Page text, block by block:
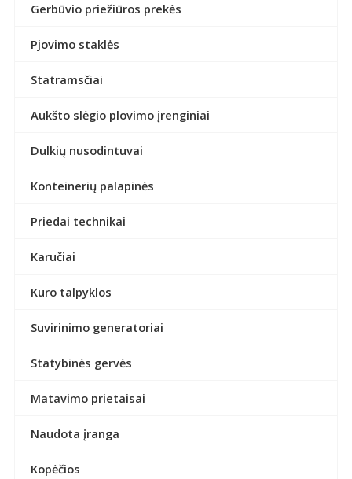
Gerbūvio priežiūros prekės
Pjovimo staklės
Statramsčiai
Aukšto slėgio plovimo įrenginiai
Dulkių nusodintuvai
Konteinerių palapinės
Priedai technikai
Karučiai
Kuro talpyklos
Suvirinimo generatoriai
Statybinės gervės
Matavimo prietaisai
Naudota įranga
Kopėčios